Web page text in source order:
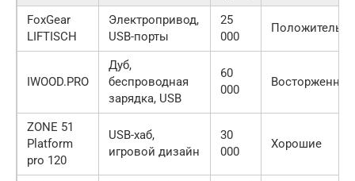
FoxGear
LIFTISCH
Электропривод,
USB-порты
25
000
IWOOD.PRO
Дуб,
беспроводная
зарядка, USB
60
000
Восторженные
ZONE 51
Platform
pro 120
USB-хаб,
игровой дизайн
30
000
Хорошие